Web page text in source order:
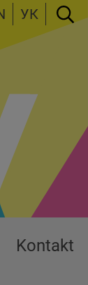
УК
Kontakt